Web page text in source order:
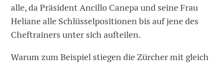
alle, da Präsident Ancillo Canepa und seine Frau
Heliane alle Schlüsselpositionen bis auf jene des
Cheftrainers unter sich aufteilen.
Warum zum Beispiel stiegen die Zürcher mit gleich